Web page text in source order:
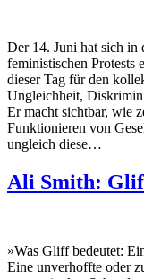
Der 14. Juni hat sich in
feministischen Protests
dieser Tag für den
Ungleichheit,
Er macht sichtbar, wie
Funktionieren von
ungleich diese…
Ali Smith:
»Was Gliff bedeutet:
Eine unverhoffte oder